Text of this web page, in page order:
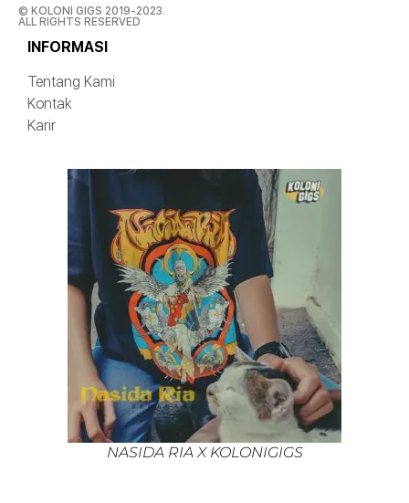
© KOLONI GIGS 2019-2023.
ALL RIGHTS RESERVED
INFORMASI
Tentang Kami
Kontak
Karir
NASIDA RIA X KOLONIGIGS